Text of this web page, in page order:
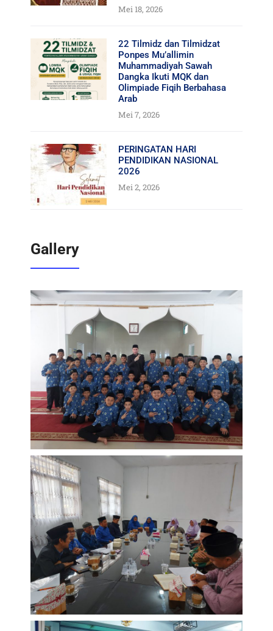
Mei 18, 2026
22 Tilmidz dan Tilmidzat
Ponpes Mu’allimin
Muhammadiyah Sawah
Dangka Ikuti MQK dan
Olimpiade Fiqih Berbahasa
Arab
Mei 7, 2026
PERINGATAN HARI
PENDIDIKAN NASIONAL
2026
Mei 2, 2026
Gallery